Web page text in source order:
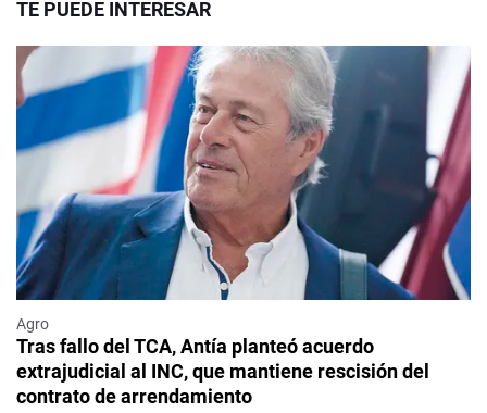
TE PUEDE INTERESAR
Agro
Tras fallo del TCA, Antía planteó acuerdo
extrajudicial al INC, que mantiene rescisión del
contrato de arrendamiento